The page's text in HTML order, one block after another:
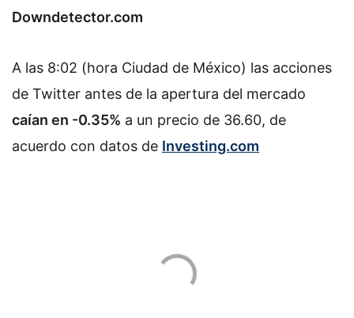
Downdetector.com
A las 8:02 (hora Ciudad de México) las acciones
de Twitter antes de la apertura del mercado
caían en -0.35% a un precio de 36.60, de
acuerdo con datos de Investing.com